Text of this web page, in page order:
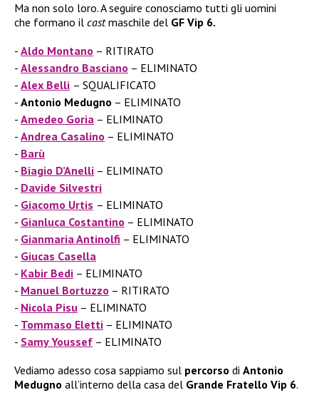
Ma non solo loro. A seguire conosciamo tutti gli uomini
che formano il castmaschile del GF Vip 6.
Aldo Montano – RITIRATO
Alessandro Basciano – ELIMINATO
Alex Belli – SQUALIFICATO
Antonio Medugno – ELIMINATO
Amedeo Goria – ELIMINATO
Andrea Casalino – ELIMINATO
Barù
Biagio D’Anelli – ELIMINATO
Davide Silvestri
Giacomo Urtis – ELIMINATO
Gianluca Costantino – ELIMINATO
Gianmaria Antinolfi – ELIMINATO
Giucas Casella
Kabir Bedi – ELIMINATO
Manuel Bortuzzo – RITIRATO
Nicola Pisu – ELIMINATO
Tommaso Eletti – ELIMINATO
Samy Youssef – ELIMINATO
Vediamo adesso cosa sappiamo sul percorso di Antonio
Medugno all’interno della casa del Grande Fratello Vip 6.